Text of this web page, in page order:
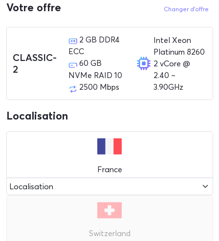
Votre offre Changer d'offre
CLASSIC-
2
2 GB DDR4
ECC
60 GB
NVMe RAID 10
2500 Mbps
Intel Xeon
Platinum 8260
2 vCore @
2.40 ~
3.90GHz
Localisation
France
Switzerland